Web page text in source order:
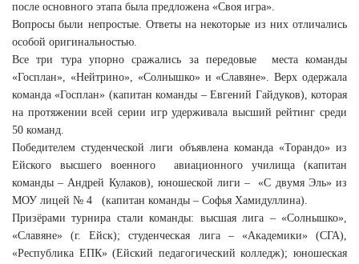
после основного этапа была предложена «Своя игра».
Вопросы были непростые. Ответы на некоторые из них отличались
особой оригинальностью.
Все три тура упорно сражались за передовые места команды
«Госплан», «Нейтрино», «Солнышко» и «Славяне». Верх одержала
команда «Госплан» (капитан команды – Евгений Гайдуков), которая
на протяжении всей серии игр удерживала высший рейтинг среди
50 команд.
Победителем студенческой лиги объявлена команда «Торандо» из
Ейского высшего военного авиационного училища (капитан
команды – Андрей Кулаков), юношеской лиги – «С двумя Эль» из
МОУ лицей № 4 (капитан команды – Софья Хамидуллина).
Призёрами турнира стали команды: высшая лига – «Солнышко»,
«Славяне» (г. Ейск); студенческая лига – «Академики» (СГА),
«Республика ЕПК» (Ейский педагогический колледж); юношеская